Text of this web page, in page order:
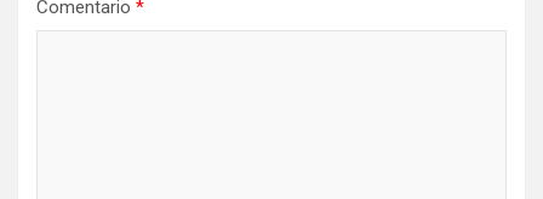
Comentario *